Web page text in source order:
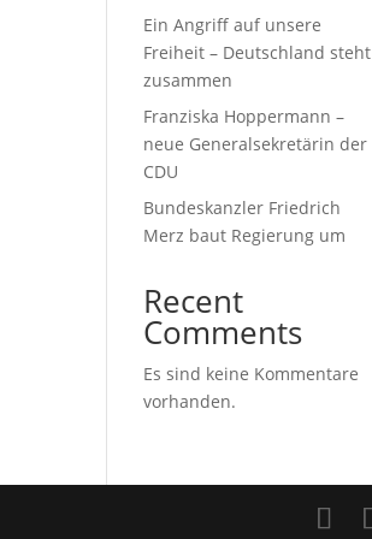
Ein Angriff auf unsere
Freiheit – Deutschland steht
zusammen
Franziska Hoppermann –
neue Generalsekretärin der
CDU
Bundeskanzler Friedrich
Merz baut Regierung um
Recent
Comments
Es sind keine Kommentare
vorhanden.